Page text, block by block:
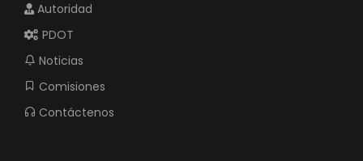
Autoridad
PDOT
Noticias
Comisiones
Contáctenos